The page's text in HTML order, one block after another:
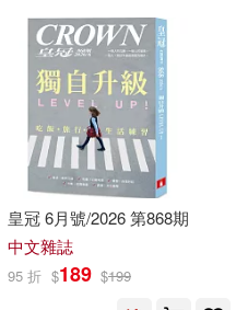
Oliver(2845)
皇冠 6月號/2026 第868期
中文雜誌
95 折 $189 $199